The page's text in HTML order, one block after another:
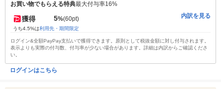
お買い物でもらえる特典最大付与率16%
獲得 5%(60pt)
うち4.5%は利用先・期間限定
内訳を見る
ログイン&全額PayPay支払いで獲得できます。原則として税抜金額に対し付与されます。
表示よりも実際の付与数、付与率が少ない場合があります。詳細は内訳からご確認くださ
い。
ログインはこちら